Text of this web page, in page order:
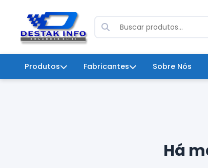
Produtos Fabricantes Sobre Nós
Há